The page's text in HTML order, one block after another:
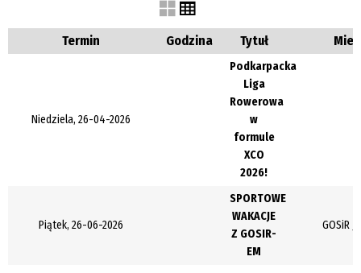
Kategoria
Termin Godzina Tytuł
Niedziela, 26-04-2026
Podkarpacka
Liga
Rowerowa
w
formule
XCO
2026!
Piątek, 26-06-2026
SPORTOWE
WAKACJE
Z GOSIR-
EM
GOSiR